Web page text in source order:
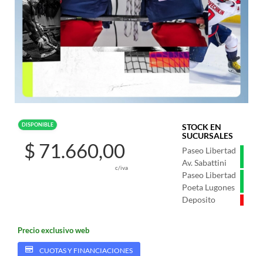
DISPONIBLE
STOCK EN
SUCURSALES
Paseo Libertad
Av. Sabattini
Paseo Libertad
Poeta Lugones
Deposito
$ 71.660,00
c/iva
Precio exclusivo web
CUOTAS Y FINANCIACIONES